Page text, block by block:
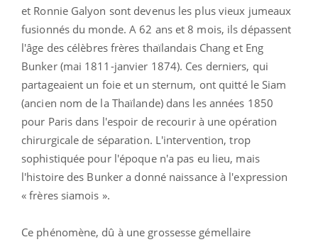
et Ronnie Galyon sont devenus les plus vieux jumeaux
fusionnés du monde. A 62 ans et 8 mois, ils dépassent
l'âge des célèbres frères thaïlandais Chang et Eng
Bunker (mai 1811-janvier 1874). Ces derniers, qui
partageaient un foie et un sternum, ont quitté le Siam
(ancien nom de la Thaïlande) dans les années 1850
pour Paris dans l'espoir de recourir à une opération
chirurgicale de séparation. L'intervention, trop
sophistiquée pour l'époque n'a pas eu lieu, mais
l'histoire des Bunker a donné naissance à l'expression
« frères siamois ».
Ce phénomène, dû à une grossesse gémellaire